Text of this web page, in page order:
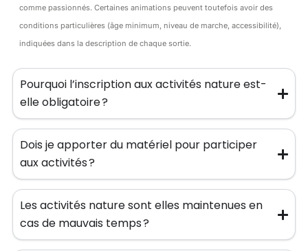
comme passionnés. Certaines animations peuvent toutefois avoir des
conditions particulières (âge minimum, niveau de marche, accessibilité),
indiquées dans la description de chaque sortie.
Pourquoi l’inscription aux activités nature est-
elle obligatoire ?
Dois je apporter du matériel pour participer
aux activités ?
Les activités nature sont elles maintenues en
cas de mauvais temps ?